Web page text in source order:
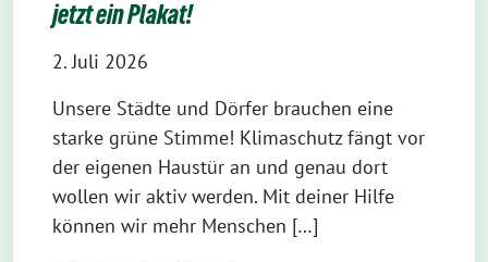
jetzt ein Plakat!
2. Juli 2026
Unsere Städte und Dörfer brauchen eine
starke grüne Stimme! Klimaschutz fängt vor
der eigenen Haustür an und genau dort
wollen wir aktiv werden. Mit deiner Hilfe
können wir mehr Menschen […]